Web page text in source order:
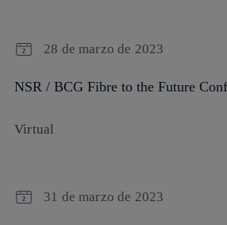
28 de marzo de 2023
NSR / BCG Fibre to the Future
Virtual
31 de marzo de 2023